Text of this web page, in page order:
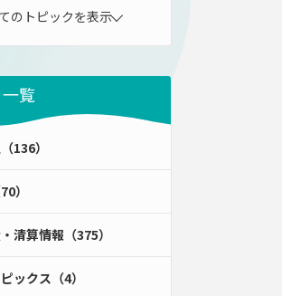
のトピックを表示
覧
136）
）
清算情報（375）
ックス（4）